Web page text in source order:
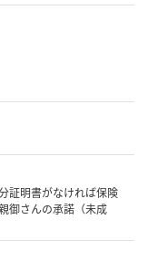
証明書がなければ保険
御さんの承諾（未成